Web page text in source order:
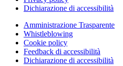
Dichiarazione di accessibilità
Amministrazione Trasparente
Whistleblowing
Cookie policy
Feedback di accessibilità
Dichiarazione di accessibilità